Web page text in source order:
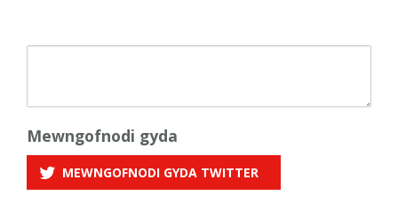
Mewngofnodi gyda
MEWNGOFNODI GYDA TWITTER